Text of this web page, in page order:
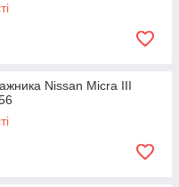
Nissan Micra III